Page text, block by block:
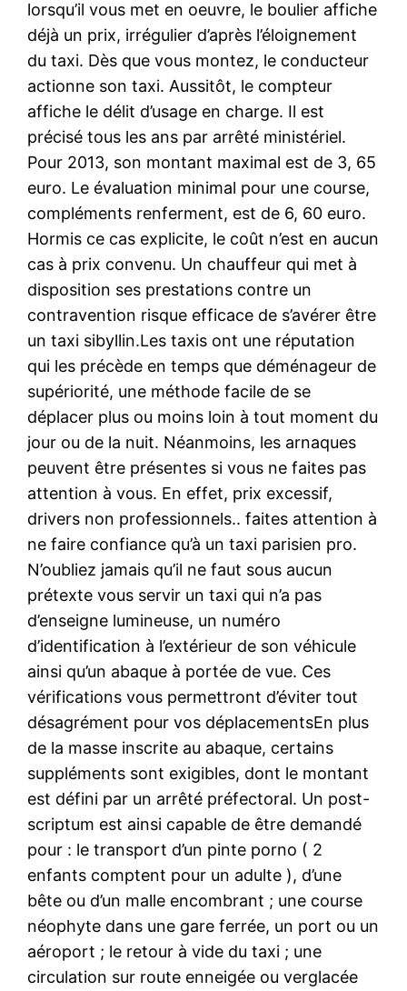
lorsqu’il vous met en oeuvre, le boulier affiche
déjà un prix, irrégulier d’après l’éloignement
du taxi. Dès que vous montez, le conducteur
actionne son taxi. Aussitôt, le compteur
affiche le délit d’usage en charge. Il est
précisé tous les ans par arrêté ministériel.
Pour 2013, son montant maximal est de 3, 65
euro. Le évaluation minimal pour une course,
compléments renferment, est de 6, 60 euro.
Hormis ce cas explicite, le coût n’est en aucun
cas à prix convenu. Un chauffeur qui met à
disposition ses prestations contre un
contravention risque efficace de s’avérer être
un taxi sibyllin.Les taxis ont une réputation
qui les précède en temps que déménageur de
supériorité, une méthode facile de se
déplacer plus ou moins loin à tout moment du
jour ou de la nuit. Néanmoins, les arnaques
peuvent être présentes si vous ne faites pas
attention à vous. En effet, prix excessif,
drivers non professionnels.. faites attention à
ne faire confiance qu’à un taxi parisien pro.
N’oubliez jamais qu’il ne faut sous aucun
prétexte vous servir un taxi qui n’a pas
d’enseigne lumineuse, un numéro
d’identification à l’extérieur de son véhicule
ainsi qu’un abaque à portée de vue. Ces
vérifications vous permettront d’éviter tout
désagrément pour vos déplacementsEn plus
de la masse inscrite au abaque, certains
suppléments sont exigibles, dont le montant
est défini par un arrêté préfectoral. Un post-
scriptum est ainsi capable de être demandé
pour : le transport d’un pinte porno ( 2
enfants comptent pour un adulte ), d’une
bête ou d’un malle encombrant ; une course
néophyte dans une gare ferrée, un port ou un
aéroport ; le retour à vide du taxi ; une
circulation sur route enneigée ou verglacée